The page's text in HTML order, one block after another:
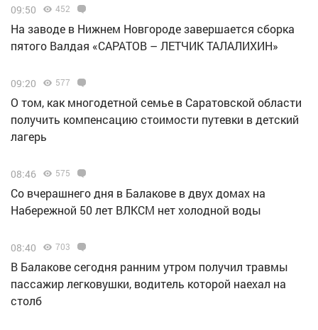
09:50 452
Н️а заводе в Нижнем Новгороде завершается сборка
пятого Валдая «САРАТОВ – ЛЕТЧИК ТАЛАЛИХИН»
09:20 577
О том, как многодетной семье в Саратовской области
получить компенсацию стоимости путевки в детский
лагерь
08:46 575
Со вчерашнего дня в Балакове в двух домах на
Набережной 50 лет ВЛКСМ нет холодной воды
08:40 703
В Балакове сегодня ранним утром получил травмы
пассажир легковушки, водитель которой наехал на
столб